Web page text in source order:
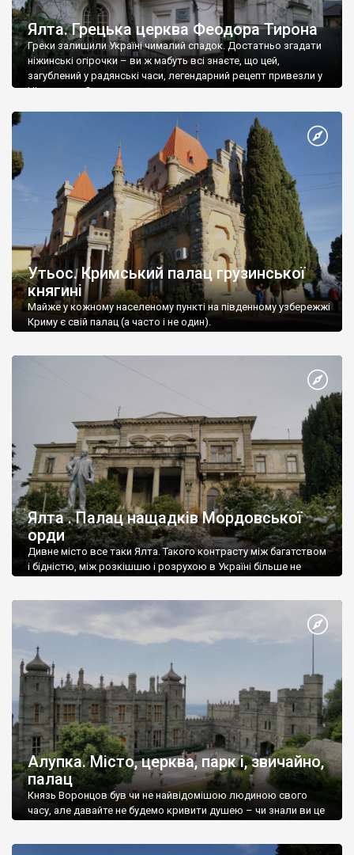
Ялта. Грецька церква Феодора Тирона
Греки залишили Україні чималий спадок. Достатньо згадати
ніжинські огірочки – ви ж мабуть всі знаєте, що цей,
загублений у радянські часи, легендарний рецепт привезли у
Ніжин греки?
Утьос. Кримський палац грузинської
княгині
Майже у кожному населеному пункті на південному узбережжі
Криму є свій палац (а часто і не один).
Ялта . Палац нащадків Мордовської
орди
Дивне місто все таки Ялта. Такого контрасту між багатством
і бідністю, між розкішшю і розрухою в Україні більше не
Алупка. Місто, церква, парк і, звичайно,
палац
Князь Воронцов був чи не найвідомішою людиною свого
часу, але давайте не будемо кривити душею – чи знали ви це